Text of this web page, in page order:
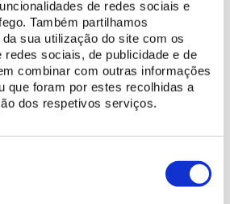
de redes sociais e
Também partilhamos
sua utilização do site com os
redes sociais, de publicidade e de
combinar com outras informações
que foram por estes recolhidas a
dos respetivos serviços.
Sintra basta aceder ao link:
vote-for-parques-de-sintra-
2025
Sintra – Monte da Lua, Portugal”, que já
e clicar no botão VOTE. De seguida,
no link enviado para o seu email. Só
será contabilizado.